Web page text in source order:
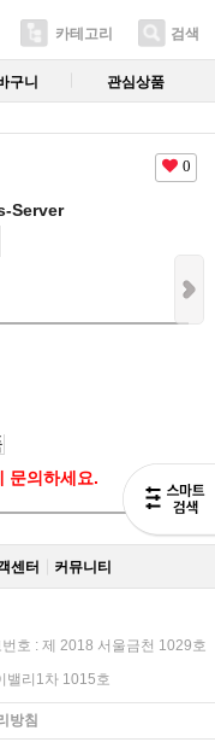
카테고리 검색
구니 관심상품
0
Server
문의하세요.
센터 커뮤니티
호 : 제 2018 서울금천 1029호
밸리1차 1015호
방침